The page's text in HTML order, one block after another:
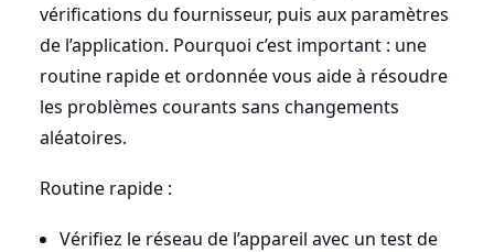
vérifications du fournisseur, puis aux paramètres
de l’application. Pourquoi c’est important : une
routine rapide et ordonnée vous aide à résoudre
les problèmes courants sans changements
aléatoires.
Routine rapide :
Vérifiez le réseau de l’appareil avec un test de